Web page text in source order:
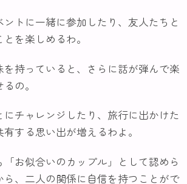
トに一緒に参加したり、友人たちと
を楽しめるわ。
持っていると、さらに話が弾んで楽
の。
チャレンジしたり、旅行に出かけた
する思い出が増えるわよ。
「お似合いのカップル」として認めら
ら、二人の関係に自信を持つことがで